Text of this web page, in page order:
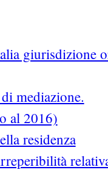
giurisdizione
mediazione.
al 2016)
residenza